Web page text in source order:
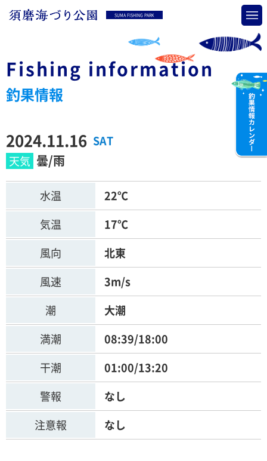
SUMA FISHING PARK
Fishing information
釣果情報
2024.11.16 SAT
曇/雨
水温
22℃
気温
17℃
風向
北東
風速
3m/s
潮
大潮
満潮
08:39/18:00
干潮
01:00/13:20
警報
なし
注意報
なし